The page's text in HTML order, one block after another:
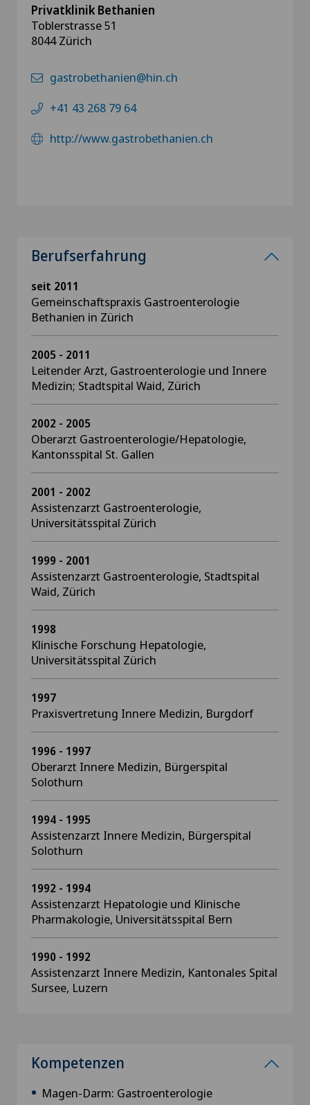
Privatklinik Bethanien
Toblerstrasse 51
8044 Zürich
gastrobethanien@hin.ch
+41 43 268 79 64
http://www.gastrobethanien.ch
Berufserfahrung
seit 2011
Gemeinschaftspraxis Gastroenterologie
Bethanien in Zürich
2005 - 2011
Leitender Arzt, Gastroenterologie und Innere
Medizin; Stadtspital Waid, Zürich
2002 - 2005
Oberarzt Gastroenterologie/Hepatologie,
Kantonsspital St. Gallen
2001 - 2002
Assistenzarzt Gastroenterologie,
Universitätsspital Zürich
1999 - 2001
Assistenzarzt Gastroenterologie, Stadtspital
Waid, Zürich
1998
Klinische Forschung Hepatologie,
Universitätsspital Zürich
1997
Praxisvertretung Innere Medizin, Burgdorf
1996 - 1997
Oberarzt Innere Medizin, Bürgerspital
Solothurn
1994 - 1995
Assistenzarzt Innere Medizin, Bürgerspital
Solothurn
1992 - 1994
Assistenzarzt Hepatologie und Klinische
Pharmakologie, Universitätsspital Bern
1990 - 1992
Assistenzarzt Innere Medizin, Kantonales Spital
Sursee, Luzern
Kompetenzen
Magen-Darm: Gastroenterologie